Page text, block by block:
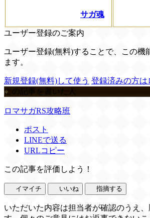
サガ魂
ユーザー登録のご案内
ユーザー登録(無料)することで、この機
ます。
新規登録(無料)して使う 登録済みの方は
この記事を書いた人
ロマサガRS攻略班
ポスト
LINEで送る
URLコピー
この記事を評価しよう！
イマイチ いいね 指摘する
いただいた内容は担当者が確認のうえ